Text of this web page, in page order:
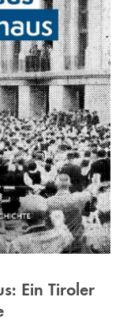
Ein Tiroler